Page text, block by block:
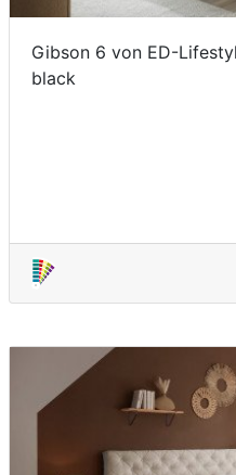
Gibson 6 von ED-
black